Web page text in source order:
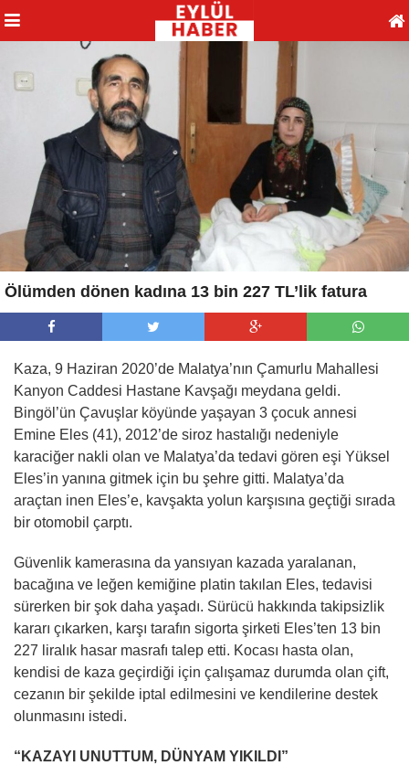
Ölümden dönen kadına 13 bin 227 TL’lik fatura
Kaza, 9 Haziran 2020’de Malatya’nın Çamurlu Mahallesi
Kanyon Caddesi Hastane Kavşağı meydana geldi.
Bingöl’ün Çavuşlar köyünde yaşayan 3 çocuk annesi
Emine Eles (41), 2012’de siroz hastalığı nedeniyle
karaciğer nakli olan ve Malatya’da tedavi gören eşi Yüksel
Eles’in yanına gitmek için bu şehre gitti. Malatya’da
araçtan inen Eles’e, kavşakta yolun karşısına geçtiği sırada
bir otomobil çarptı.
Güvenlik kamerasına da yansıyan kazada yaralanan,
bacağına ve leğen kemiğine platin takılan Eles, tedavisi
sürerken bir şok daha yaşadı. Sürücü hakkında takipsizlik
kararı çıkarken, karşı tarafın sigorta şirketi Eles’ten 13 bin
227 liralık hasar masrafı talep etti. Kocası hasta olan,
kendisi de kaza geçirdiği için çalışamaz durumda olan çift,
cezanın bir şekilde iptal edilmesini ve kendilerine destek
olunmasını istedi.
“KAZAYI UNUTTUM, DÜNYAM YIKILDI”